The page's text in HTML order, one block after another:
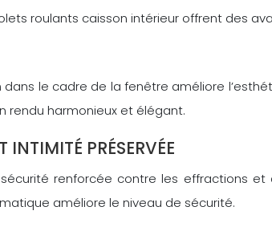
roulants caisson intérieur offrent des
dans le cadre de la fenêtre améliore
rendu harmonieux et élégant.
INTIMITÉ PRÉSERVÉE
renforcée contre les effractions
améliore le niveau de sécurité.